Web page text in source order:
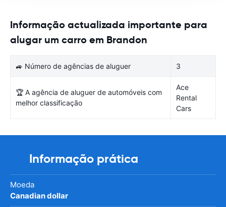
Informação actualizada importante para
alugar um carro em Brandon
🚙 Número de agências de aluguer 3
🏆 A agência de aluguer de automóveis com
melhor classificação
Ace
Rental
Cars
Informação prática
Moeda
Canadian dollar